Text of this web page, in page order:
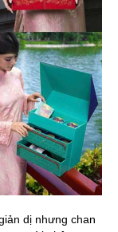
dị nhưng chan